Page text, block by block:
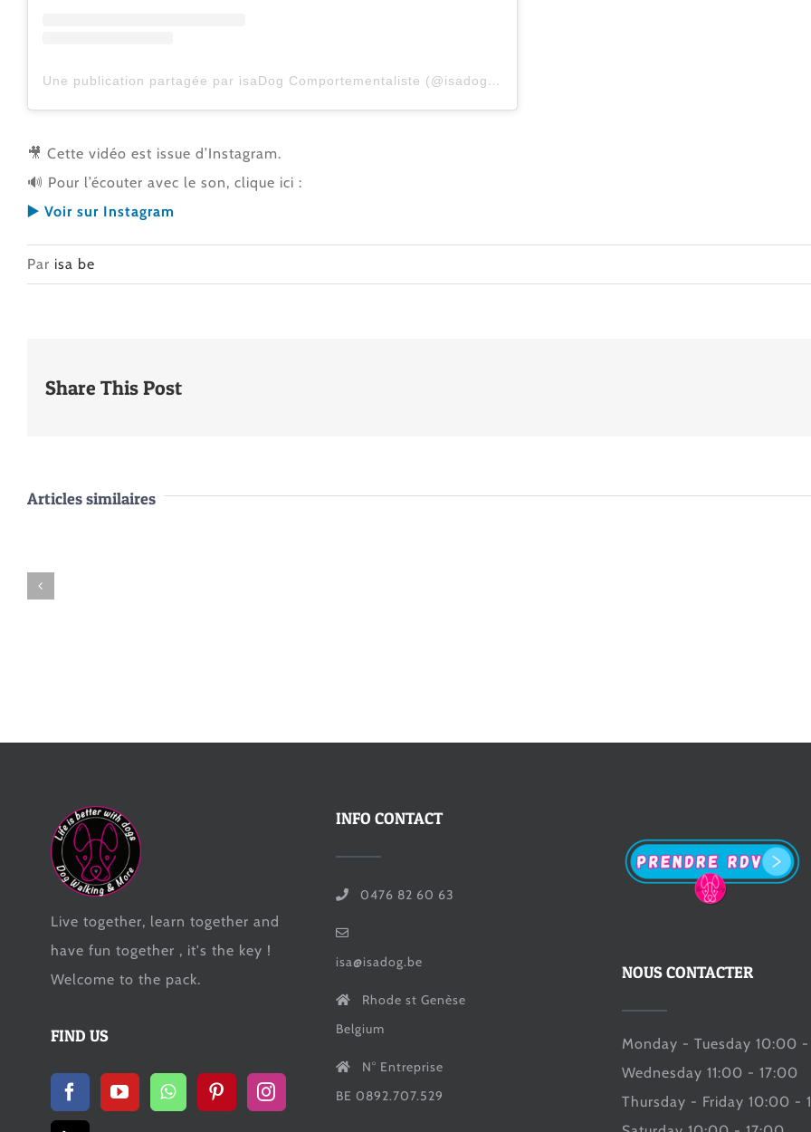
Une publication partagée par isaDog Comportementaliste (@isadog.be)
🎥 Cette vidéo est issue d’Instagram.
🔊 Pour l’écouter avec le son, clique ici :
▶️ Voir sur Instagram
Par isa be
Share This Post
Articles similaires
Live together, learn together and
have fun together , it's the key !
Welcome to the pack.
FIND US
INFO CONTACT
0476 82 60 63
isa@isadog.be
Rhode st Genèse
Belgium
N° Entreprise
BE 0892.707.529
NOUS CONTACTER
Monday - Tuesday 10:00
Wednesday 11:00 - 17:00
Thursday - Friday 10:00 -